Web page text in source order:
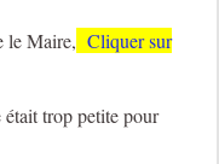
le Maire, Cliquer sur
trop petite pour